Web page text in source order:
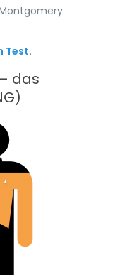
Test.
das